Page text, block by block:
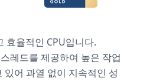
효율적인 CPU입니다.
레드를 제공하여 높은 작업
어 과열 없이 지속적인 성